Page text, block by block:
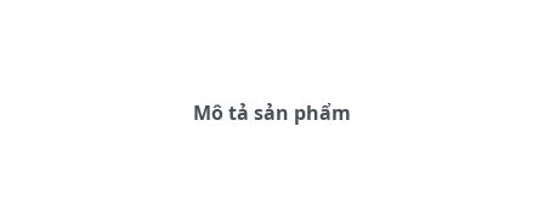
Mô tả sản phẩm